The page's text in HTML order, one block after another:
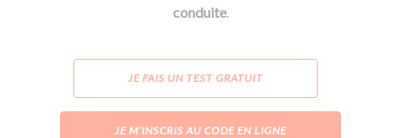
conduite.
JE FAIS UN TEST GRATUIT
JE M’INSCRIS AU CODE EN LIGNE